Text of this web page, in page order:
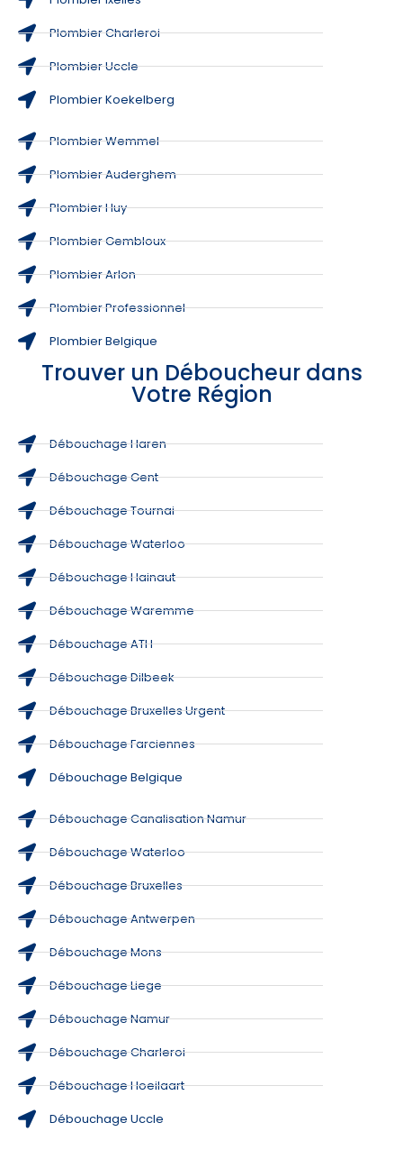
Plombier Charleroi
Plombier Uccle
Plombier Koekelberg
Plombier Wemmel
Plombier Auderghem
Plombier Huy
Plombier Gembloux
Plombier Arlon
Plombier Professionnel
Plombier Belgique
Trouver un Déboucheur dans
Votre Région
Débouchage Haren
Débouchage Gent
Débouchage Tournai
Débouchage Waterloo
Débouchage Hainaut
Débouchage Waremme
Débouchage ATH
Débouchage Dilbeek
Débouchage Bruxelles Urgent
Débouchage Farciennes
Débouchage Belgique
Débouchage Canalisation Namur
Débouchage Waterloo
Débouchage Bruxelles
Débouchage Antwerpen
Débouchage Mons
Débouchage Liege
Débouchage Namur
Débouchage Charleroi
Débouchage Hoeilaart
Débouchage Uccle